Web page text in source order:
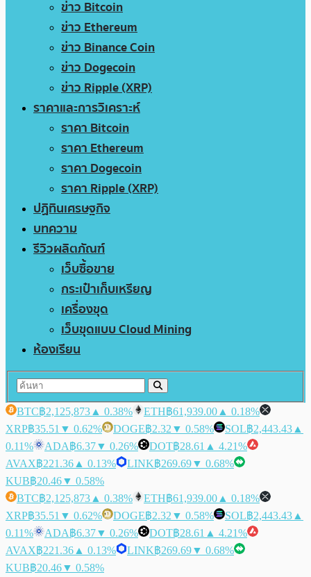
ข่าว Bitcoin
ข่าว Ethereum
ข่าว Binance Coin
ข่าว Dogecoin
ข่าว Ripple (XRP)
ราคาและการวิเคราะห์
ราคา Bitcoin
ราคา Ethereum
ราคา Dogecoin
ราคา Ripple (XRP)
ปฏิทินเศรษฐกิจ
บทความ
รีวิวผลิตภัณฑ์
เว็บซื้อขาย
กระเป๋าเก็บเหรียญ
เครื่องขุด
เว็บขุดแบบ Cloud Mining
ห้องเรียน
BTC฿2,125,873 ▲ 0.38% ETH฿61,939.00 ▲ 0.18%
XRP฿35.51 ▼ 0.62% DOGE฿2.32 ▼ 0.58% SOL฿2,443.43 ▲
0.11%
ADA฿6.37▼ 0.26% DOT฿28.61 ▲ 4.21%
AVAX฿221.36 ▲ 0.13% LINK฿269.69▼ 0.68%
KUB฿20.46▼ 0.58%
BTC฿2,125,873 ▲ 0.38% ETH฿61,939.00 ▲ 0.18%
XRP฿35.51 ▼ 0.62% DOGE฿2.32 ▼ 0.58% SOL฿2,443.43 ▲
0.11%
ADA฿6.37▼ 0.26% DOT฿28.61 ▲ 4.21%
AVAX฿221.36 ▲ 0.13% LINK฿269.69▼ 0.68%
KUB฿20.46▼ 0.58%